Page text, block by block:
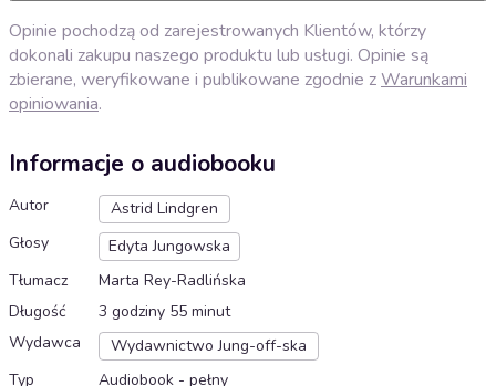
Opinie pochodzą od zarejestrowanych Klientów, którzy
dokonali zakupu naszego produktu lub usługi. Opinie są
zbierane, weryfikowane i publikowane zgodnie zWarunkami
opiniowania.
Informacje o audiobooku
Autor
Astrid Lindgren
Głosy
Edyta Jungowska
Tłumacz
Marta Rey-Radlińska
Długość
3 godziny 55 minut
Wydawca
Wydawnictwo Jung-off-ska
Typ
Audiobook - pełny